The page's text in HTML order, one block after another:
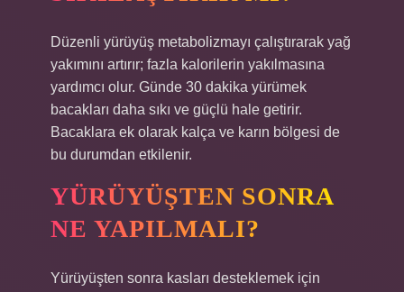
Düzenli yürüyüş metabolizmayı çalıştırarak yağ
yakımını artırır; fazla kalorilerin yakılmasına
yardımcı olur. Günde 30 dakika yürümek
bacakları daha sıkı ve güçlü hale getirir.
Bacaklara ek olarak kalça ve karın bölgesi de
bu durumdan etkilenir.
YÜRÜYÜŞTEN SONRA
NE YAPILMALI?
Yürüyüşten sonra kasları desteklemek için